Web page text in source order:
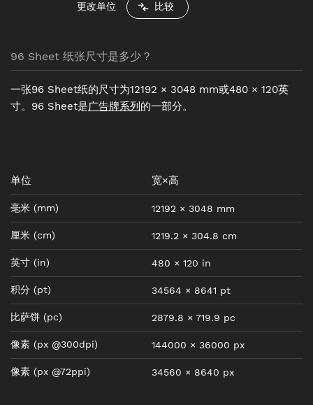
更改单位 比较
96 Sheet 纸张尺寸是多少？
一张96 Sheet纸的尺寸为12192 × 3048 mm或480 × 120英
寸。96 Sheet是广告牌系列 的一部分。
单位 宽×高
毫米 (mm) 12192 × 3048 mm
厘米 (cm) 1219.2 × 304.8 cm
英寸 (in) 480 × 120 in
积分 (pt) 34564 × 8641 pt
比萨饼 (pc) 2879.8 × 719.9 pc
像素 (px @300dpi) 144000 × 36000 px
像素 (px @72ppi) 34560 × 8640 px